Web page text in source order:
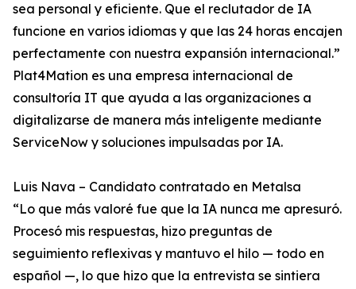
sea personal y eficiente. Que el reclutador de IA
funcione en varios idiomas y que las 24 horas encajen
perfectamente con nuestra expansión internacional.”
Plat4Mation es una empresa internacional de
consultoría IT que ayuda a las organizaciones a
digitalizarse de manera más inteligente mediante
ServiceNow y soluciones impulsadas por IA.
Luis Nava – Candidato contratado en Metalsa
“Lo que más valoré fue que la IA nunca me apresuró.
Procesó mis respuestas, hizo preguntas de
seguimiento reflexivas y mantuvo el hilo — todo en
español —, lo que hizo que la entrevista se sintiera